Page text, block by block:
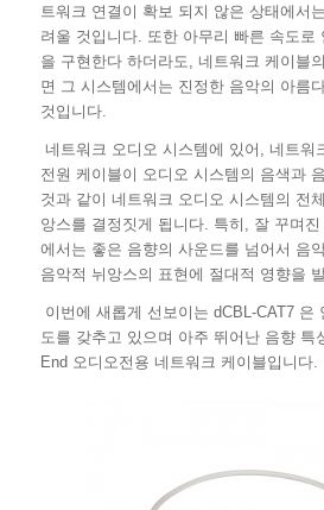
트워크 연결이 확보 되지 않은 상태에서
려울 것입니다. 또한 아무리 빠른 속도로
을 구현한다 하더라도, 네트워크 케이블
면 그 시스템에서는 진정한 음악의 아름
것입니다.
네트워크 오디오 시스템에 있어, 네트워
전원 케이블이 오디오 시스템의 음색과
것과 같이 네트워크 오디오 시스템의 전
앙스를 결정짓게 됩니다. 특히, 잘 꾸며
에서는 좋은 음향의 사운드를 넘어서 음
음악적 뉘앙스의 표현에 절대적 영향을
이번에 새롭게 선보이는 dCBL-CAT7 은
도를 갖추고 있으며 아주 뛰어난 음향 특
End 오디오전용 네트워크 케이블입니다.